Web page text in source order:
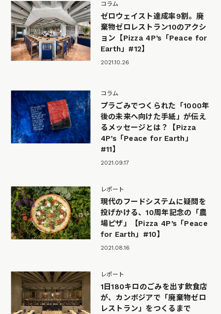
コラム
ゼロウェイスト達成率9割。廃
棄物ゼロレストラン10のアクシ
ョン【Pizza 4P’s「Peace for
Earth」#12】
2021.10.26
コラム
プラごみでつくられた「1000年
後の未来へ向けた手紙」が伝え
るメッセージとは？【Pizza
4P’s「Peace for Earth」
#11】
2021.09.17
レポート
現代のフードシステムに疑問を
投げかける、10周年記念の「農
場ピザ」【Pizza 4P’s「Peace
for Earth」#10】
2021.08.16
レポート
1日180キロのごみを出す飲食店
が、カンボジアで「廃棄物ゼロ
レストラン」をつくるまで